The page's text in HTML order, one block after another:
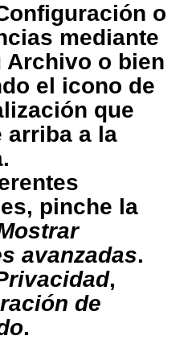
o
mediante
Archivo o bien
el icono de
que
arriba a la
pinche la
avanzadas.
,
de
.